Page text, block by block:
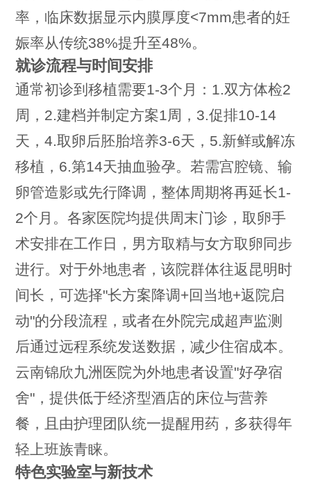
率，临床数据显示内膜厚度<7mm患者的妊
娠率从传统38%提升至48%。
就诊流程与时间安排
通常初诊到移植需要1-3个月：1.双方体检2
周，2.建档并制定方案1周，3.促排10-14
天，4.取卵后胚胎培养3-6天，5.新鲜或解冻
移植，6.第14天抽血验孕。若需宫腔镜、输
卵管造影或先行降调，整体周期将再延长1-
2个月。各家医院均提供周末门诊，取卵手
术安排在工作日，男方取精与女方取卵同步
进行。对于外地患者，该院群体往返昆明时
间长，可选择"长方案降调+回当地+返院启
动"的分段流程，或者在外院完成超声监测
后通过远程系统发送数据，减少住宿成本。
云南锦欣九洲医院为外地患者设置"好孕宿
舍"，提供低于经济型酒店的床位与营养
餐，且由护理团队统一提醒用药，多获得年
轻上班族青睐。
特色实验室与新技术